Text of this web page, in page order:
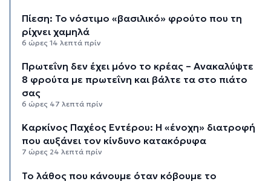
Πίεση: Το νόστιμο «βασιλικό» φρούτο που τη
ρίχνει χαμηλά
6 ώρες 14 λεπτά πρίν
Πρωτεΐνη δεν έχει μόνο το κρέας – Ανακαλύψτε
8 φρούτα με πρωτεΐνη και βάλτε τα στο πιάτο
σας
6 ώρες 47 λεπτά πρίν
Καρκίνος Παχέος Εντέρου: Η «ένοχη» διατροφή
που αυξάνει τον κίνδυνο κατακόρυφα
7 ώρες 24 λεπτά πρίν
Το λάθος που κάνουμε όταν κόβουμε το